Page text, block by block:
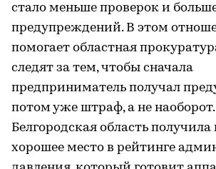
стало меньше проверок и
предупреждений. В этом
помогает областная
следят за тем, чтобы сначала
предприниматель получал
потом уже штраф, а не
Белгородская область получила
хорошее место в рейтинге